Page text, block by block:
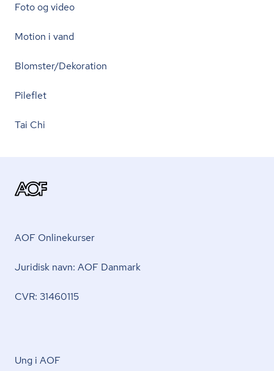
Foto og video
Motion i vand
Blomster/Dekoration
Pileflet
Tai Chi
AOF Onlinekurser
Juridisk navn: AOF Danmark
CVR: 31460115
Ung i AOF